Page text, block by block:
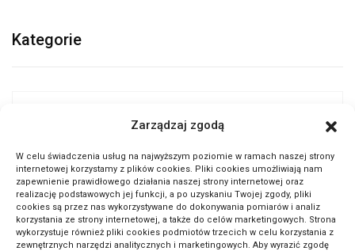
Zarządzaj zgodą
W celu świadczenia usług na najwyższym poziomie w ramach naszej strony
internetowej korzystamy z plików cookies. Pliki cookies umożliwiają nam
zapewnienie prawidłowego działania naszej strony internetowej oraz
realizację podstawowych jej funkcji, a po uzyskaniu Twojej zgody, pliki
cookies są przez nas wykorzystywane do dokonywania pomiarów i analiz
korzystania ze strony internetowej, a także do celów marketingowych. Strona
wykorzystuje również pliki cookies podmiotów trzecich w celu korzystania z
zewnętrznych narzędzi analitycznych i marketingowych. Aby wyrazić zgodę
Kategorie
Akcesoria i dodatki (3)
Aktualności i wydarzenia (7)